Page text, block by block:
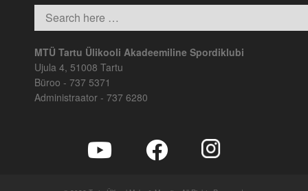
MTÜ Tartu Ülikooli Akadeemiline Spordiklubi
Ujula 4, 51008 Tartu
Büroo - 737 5371
Administraator - 737 6280